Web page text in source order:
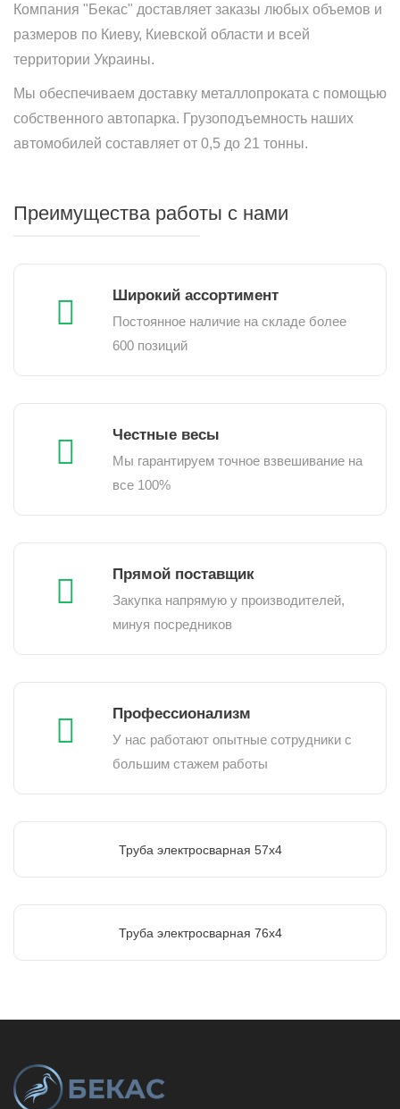
Компания "Бекас" доставляет заказы любых объемов и
размеров по Киеву, Киевской области и всей
территории Украины.
Мы обеспечиваем доставку металлопроката с помощью
собственного автопарка. Грузоподъемность наших
автомобилей составляет от 0,5 до 21 тонны.
Преимущества работы с нами
Широкий ассортимент
Постоянное наличие на складе более
600 позиций
Честные весы
Мы гарантируем точное взвешивание на
все 100%
Прямой поставщик
Закупка напрямую у производителей,
минуя посредников
Профессионализм
У нас работают опытные сотрудники с
большим стажем работы
Труба электросварная 57х4
Труба электросварная 76х4